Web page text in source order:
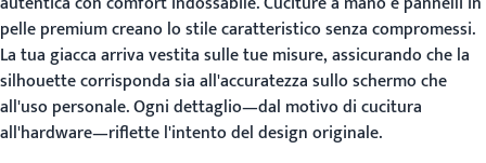
pelle premium creano lo stile caratteristico senza compromessi.
La tua giacca arriva vestita sulle tue misure, assicurando che la
silhouette corrisponda sia all'accuratezza sullo schermo che
all'uso personale. Ogni dettaglio—dal motivo di cucitura
all'hardware—riflette l'intento del design originale.